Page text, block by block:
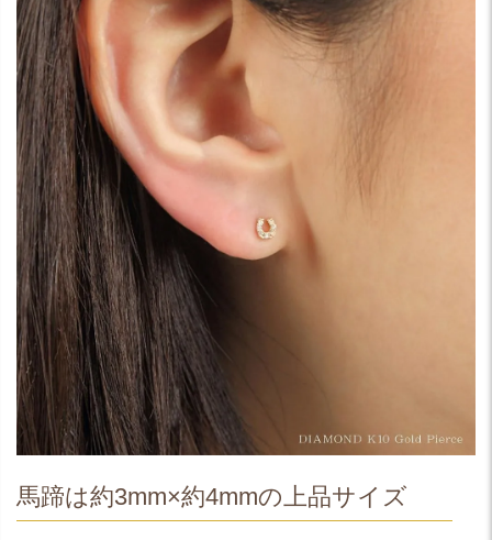
馬蹄は約3mm×約4mmの上品サイズ